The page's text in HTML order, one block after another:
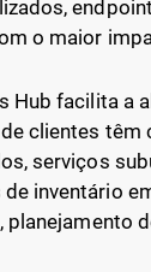
o maior
Hub facilita a
clientes
serviços
inventário
planejamento